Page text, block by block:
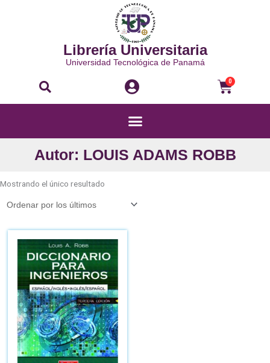
Librería Universitaria
Universidad Tecnológica de Panamá
Buscar 0
Menú
Autor: LOUIS ADAMS ROBB
Mostrando el único resultado